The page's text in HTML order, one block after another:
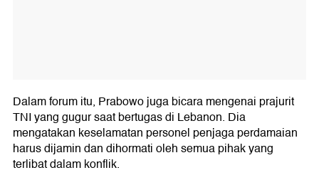
Dalam forum itu, Prabowo juga bicara mengenai prajurit
TNI yang gugur saat bertugas di Lebanon. Dia
mengatakan keselamatan personel penjaga perdamaian
harus dijamin dan dihormati oleh semua pihak yang
terlibat dalam konflik.